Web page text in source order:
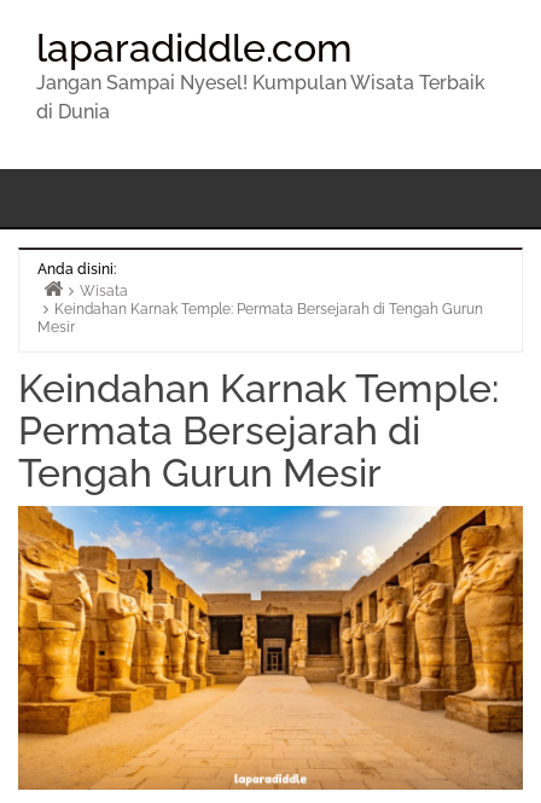
laparadiddle.com
Jangan Sampai Nyesel! Kumpulan Wisata Terbaik
di Dunia
Anda disini:
Beranda
Wisata
Keindahan Karnak Temple: Permata Bersejarah di Tengah Gurun
Mesir
Keindahan Karnak Temple:
Permata Bersejarah di
Tengah Gurun Mesir